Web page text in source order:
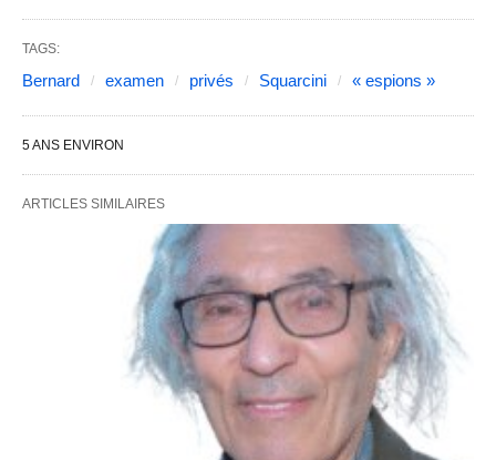
TAGS:
Bernard examen privés Squarcini « espions »
5 ANS ENVIRON
ARTICLES SIMILAIRES